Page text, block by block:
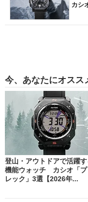
カシ
今、あなたにオスス
登山・アウトドアで活躍
機能ウォッチ カシオ「プ
レック」3選【2026年...